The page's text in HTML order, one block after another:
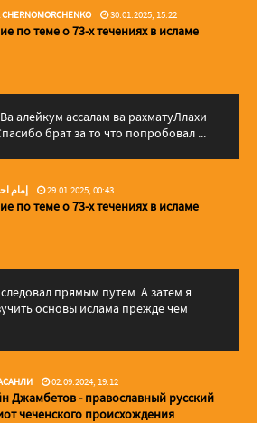
30.01.2025, 15:22
по теме о 73-х течениях в исламе
брат за то что попробовал ...
إمام 29.01.2025, 00:43
по теме о 73-х течениях в исламе
прямым путем. А затем я
основы ислама прежде чем
02.09.2024, 19:12
Джамбетов - православный русский
чеченского происхождения